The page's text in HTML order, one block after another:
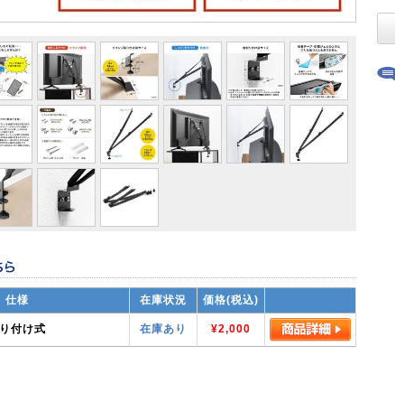
仕様 在庫状況 価格(税込)
付け式 在庫あり ¥2,000